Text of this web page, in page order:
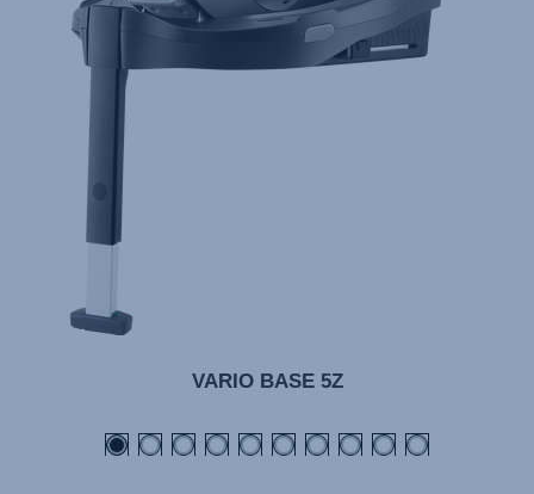
VARIO BASE 5Z